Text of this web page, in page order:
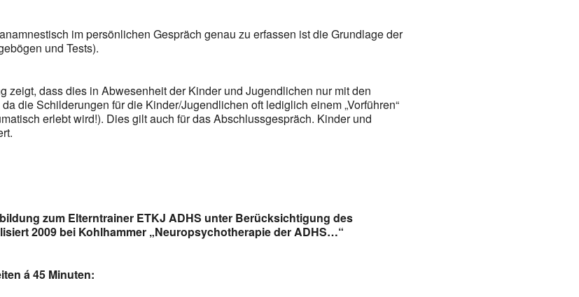
im persönlichen Gespräch genau zu erfassen ist die Grundlage der
und Tests).
zeigt, dass dies in Abwesenheit der Kinder und Jugendlichen nur mit den
die Schilderungen für die Kinder/Jugendlichen oft lediglich einem „Vorführen“
erlebt wird!). Dies gilt auch für das Abschlussgespräch. Kinder und
zum Elterntrainer ETKJ ADHS unter Berücksichtigung des
2009 bei Kohlhammer „Neuropsychotherapie der ADHS…“
á 45 Minuten: